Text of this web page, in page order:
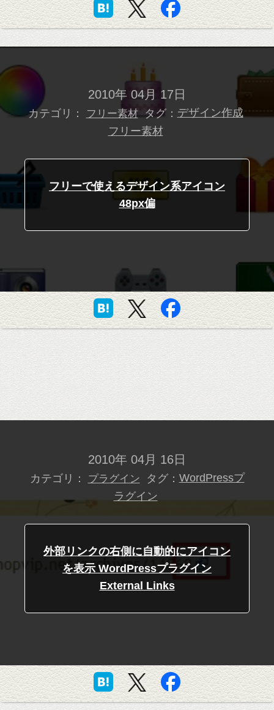
2010年 04月 17日
カテゴリ： フリー素材 タグ： デザイン作成
フリー素材
フリーで使えるデザイン系アイコン
48px偏
2010年 04月 16日
カテゴリ： プラグイン タグ： WordPressプ
ラグイン
外部リンクの右側に自動的にアイコン
を表示 WordPressプラグイン
External Links